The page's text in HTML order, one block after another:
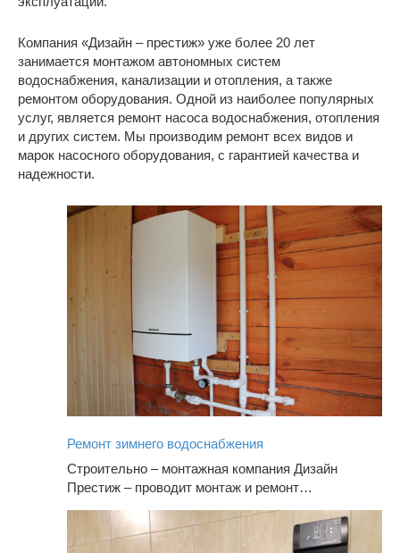
Компания «Дизайн – престиж» уже более 20 лет
занимается монтажом автономных систем
водоснабжения, канализации и отопления, а также
ремонтом оборудования. Одной из наиболее популярных
услуг, является ремонт насоса водоснабжения, отопления
и других систем. Мы производим ремонт всех видов и
марок насосного оборудования, с гарантией качества и
надежности.
Ремонт зимнего водоснабжения
Строительно – монтажная компания Дизайн
Престиж – проводит монтаж и ремонт…